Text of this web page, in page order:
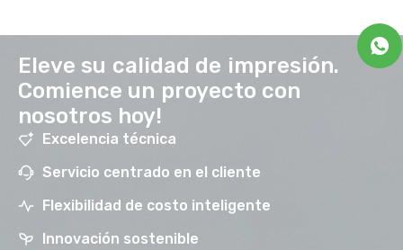
Eleve su calidad de impresión.
Comience un proyecto con
nosotros hoy!
Excelencia técnica
Servicio centrado en el cliente
Flexibilidad de costo inteligente
Innovación sostenible